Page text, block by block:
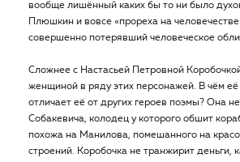
вообще лишённый каких бы то ни было
Плюшкин и вовсе «прореха на
совершенно потерявший человеческое
Сложнее с Настасьей Петровной
женщиной в ряду этих персонажей. В чём её
отличает её от других героев поэмы? Она
Собакевича, колодец у которого обшит
похожа на Манилова, помешанного на
строений. Коробочка не транжирит деньги,